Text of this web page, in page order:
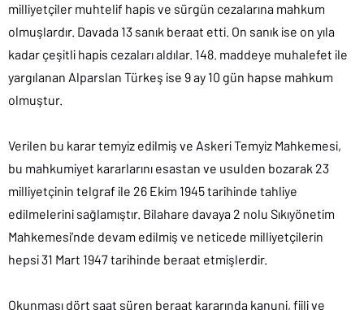
milliyetçiler muhtelif hapis ve sürgün cezalarına mahkum
olmuşlardır. Davada 13 sanık beraat etti. On sanık ise on yıla
kadar çeşitli hapis cezaları aldılar. 148. maddeye muhalefet ile
yargılanan Alparslan Türkeş ise 9 ay 10 gün hapse mahkum
olmuştur.
Verilen bu karar temyiz edilmiş ve Askeri Temyiz Mahkemesi,
bu mahkumiyet kararlarını esastan ve usulden bozarak 23
milliyetçinin telgraf ile 26 Ekim 1945 tarihinde tahliye
edilmelerini sağlamıştır. Bilahare davaya 2 nolu Sıkıyönetim
Mahkemesi’nde devam edilmiş ve neticede milliyetçilerin
hepsi 31 Mart 1947 tarihinde beraat etmişlerdir.
Okunması dört saat süren beraat kararında kanuni, fiili ve